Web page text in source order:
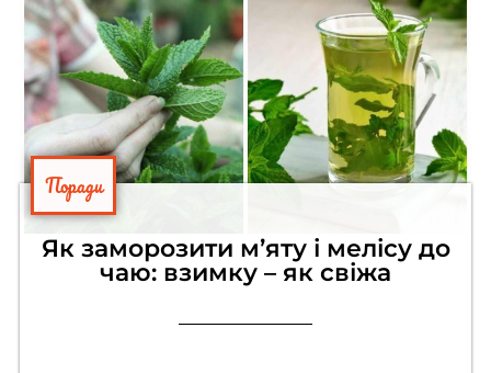
Поради
Як заморозити м’яту і мелісу до
чаю: взимку – як свіжа